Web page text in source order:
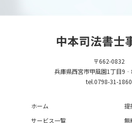
〒662-0832
兵庫県西宮市甲風園1丁目
tel.0798-31-1860
ホーム
サービス一覧
提
無